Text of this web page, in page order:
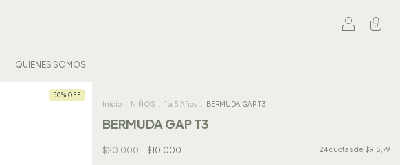
0
QUIENES SOMOS
50% OFF
Inicio NIÑOS 1 a 5 Años BERMUDA GAP T3
BERMUDA GAP T3
$20.000 $10.000 24cuotas de $915,79